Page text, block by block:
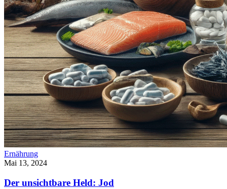
Ernährung
Mai 13, 2024
Der unsichtbare Held: Jod